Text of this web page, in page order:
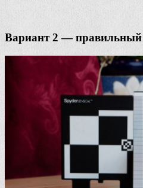
Вариант 2 — правильный